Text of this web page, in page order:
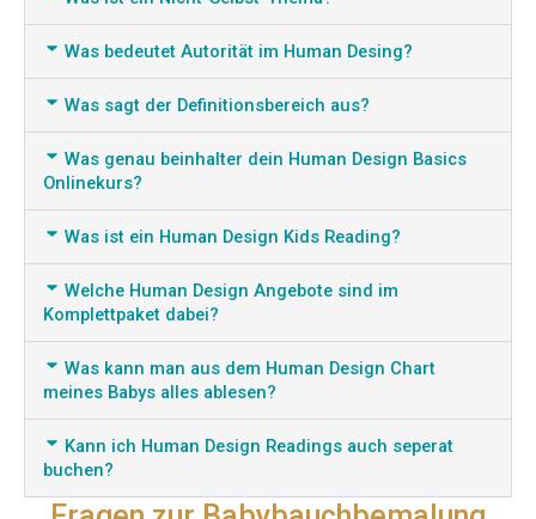
Was bedeutet Autorität im Human Desing?
Was sagt der Definitionsbereich aus?
Was genau beinhalter dein Human Design Basics
Onlinekurs?
Was ist ein Human Design Kids Reading?
Welche Human Design Angebote sind im
Komplettpaket dabei?
Was kann man aus dem Human Design Chart
meines Babys alles ablesen?
Kann ich Human Design Readings auch seperat
buchen?